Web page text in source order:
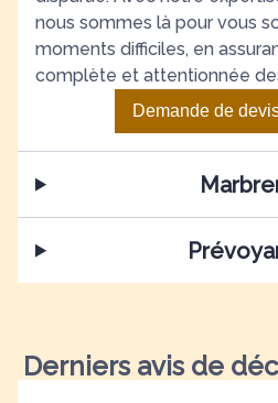
nous sommes là pour vous
moments difficiles, en
complète et attentionnée
Derniers avis de